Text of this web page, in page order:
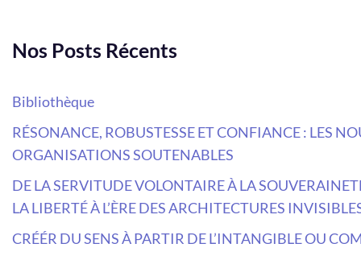
Nos Posts Récents
Bibliothèque
RÉSONANCE, ROBUSTESSE ET CONFIANCE : LES
ORGANISATIONS SOUTENABLES
DE LA SERVITUDE VOLONTAIRE À LA
LA LIBERTÉ À L’ÈRE DES ARCHITECTURES
CRÉÉR DU SENS À PARTIR DE L’INTANGIBLE OU